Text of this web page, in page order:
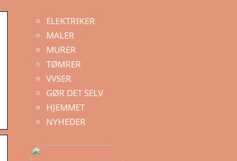
ELEKTRIKER
MALER
MURER
TØMRER
VVSER
GØR DET SELV
HJEMMET
NYHEDER